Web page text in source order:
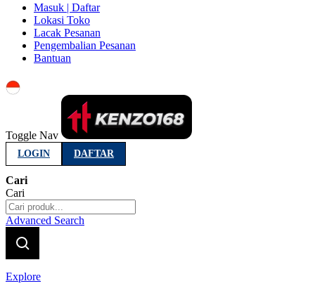
Masuk | Daftar
Lokasi Toko
Lacak Pesanan
Pengembalian Pesanan
Bantuan
Toggle Nav
LOGIN DAFTAR
Cari
Cari
Advanced Search
Explore